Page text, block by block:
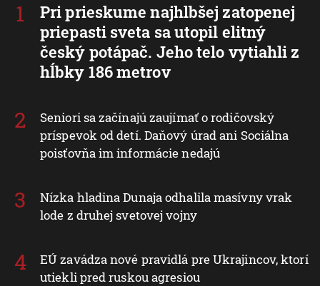
Pri prieskume najhlbšej zatopenej
priepasti sveta sa utopil elitný
český potápač. Jeho telo vytiahli z
hĺbky 186 metrov
Seniori sa začínajú zaujímať o rodičovský
príspevok od detí. Daňový úrad ani Sociálna
poisťovňa im informácie nedajú
Nízka hladina Dunaja odhalila masívny vrak
lode z druhej svetovej vojny
EÚ zavádza nové pravidlá pre Ukrajincov, ktorí
utiekli pred ruskou agresiou